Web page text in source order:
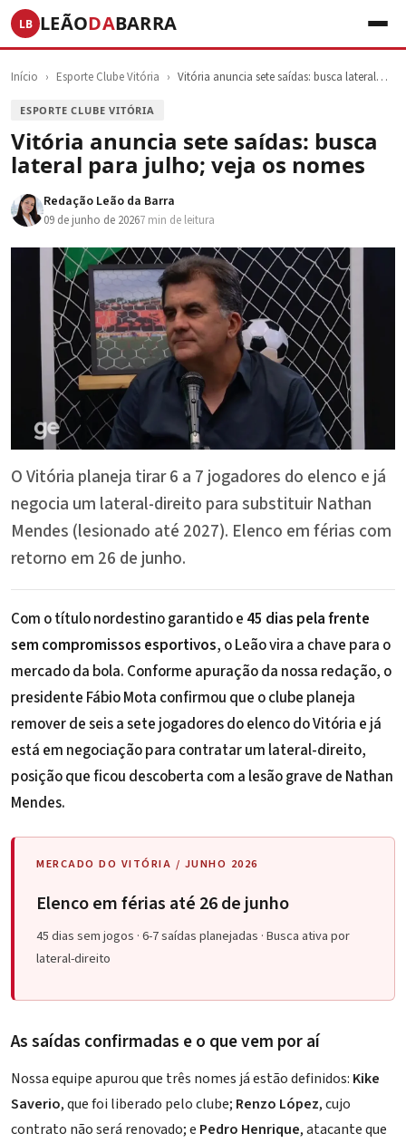
LB LEÃODABARRA
Início › Esporte Clube Vitória › Vitória anuncia sete saídas: busca lateral…
ESPORTE CLUBE VITÓRIA
Vitória anuncia sete saídas: busca
lateral para julho; veja os nomes
Redação Leão da Barra
09 de junho de 20267 min de leitura
O Vitória planeja tirar 6 a 7 jogadores do elenco e já
negocia um lateral-direito para substituir Nathan
Mendes (lesionado até 2027). Elenco em férias com
retorno em 26 de junho.
Com o título nordestino garantido e 45 dias pela frente
sem compromissos esportivos, o Leão vira a chave para o
mercado da bola. Conforme apuração da nossa redação, o
presidente Fábio Mota confirmou que o clube planeja
remover de seis a sete jogadores doelenco do Vitória e já
está em negociação para contratar um lateral-direito,
posição que ficou descoberta com a lesão grave de Nathan
Mendes.
MERCADO DO VITÓRIA / JUNHO 2026
Elenco em férias até 26 de junho
45 dias sem jogos · 6-7 saídas planejadas · Busca ativa por
lateral-direito
As saídas confirmadas e o que vem por aí
Nossa equipe apurou que três nomes já estão definidos: Kike
Saverio, que foi liberado pelo clube; Renzo López, cujo
contrato não será renovado; e Pedro Henrique, atacante que